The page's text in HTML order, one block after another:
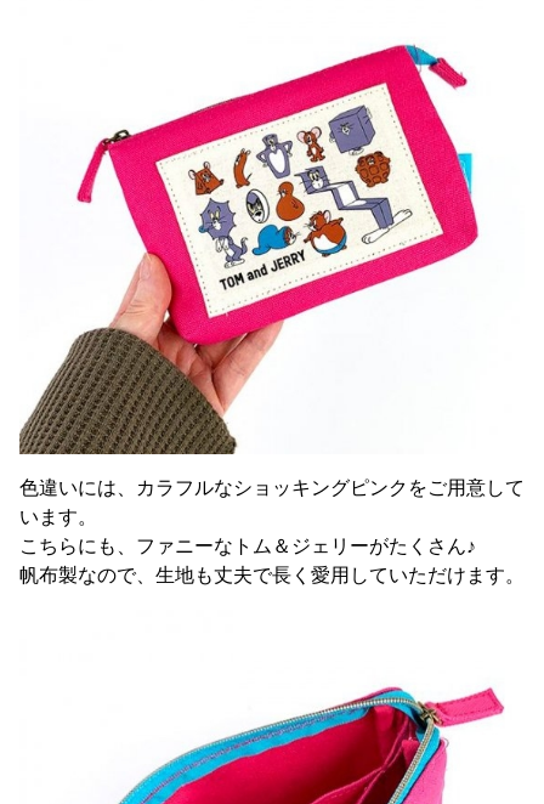
色違いには、カラフルなショッキングピンクをご用意して
います。
こちらにも、ファニーなトム＆ジェリーがたくさん♪
帆布製なので、生地も丈夫で長く愛用していただけます。